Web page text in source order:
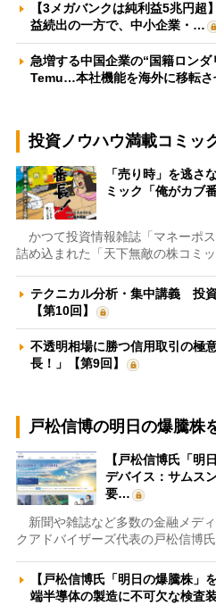
【3メガバンクは純利益5兆円
益続出の一方で、中小企業・…
急増する中国企業の“国籍ロン
Temu…本社機能を海外に移転
投資ノウハウ満載コミッ
「売り時」を逃
ミック「俺がカブ
かつて投資情報雑誌「マネーポ
詰め込まれた「天下無敵の株コミ
テクニカル分析・集中講義 投
【第10回】
不透明相場に勝つ信用取引の
長！」【第9回】
戸松信博の明日の爆騰株
【戸松信博氏「明
デバイス：サムス
要…
新聞や雑誌など多数の金融メデ
クアドバイザーズ代表の戸松信博
【戸松信博氏「明日の爆騰株」
端半導体の製造に不可欠な検査